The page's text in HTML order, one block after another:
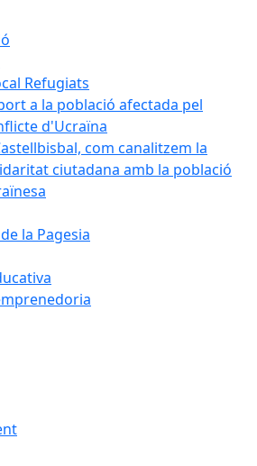
Refugiats
a la població afectada pel
d'Ucraïna
com canalitzem la
ciutadana amb la població
la Pagesia